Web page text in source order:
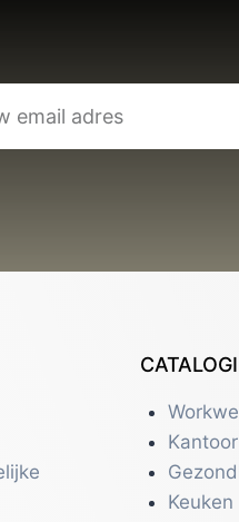
CATALOGI